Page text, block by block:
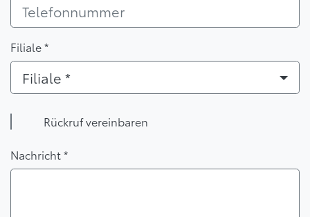
Filiale *
Filiale *
Rückruf vereinbaren
Nachricht *